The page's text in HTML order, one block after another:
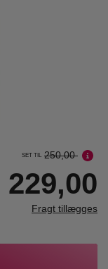
SET TIL 250,00
229,00
Fragt tillægges